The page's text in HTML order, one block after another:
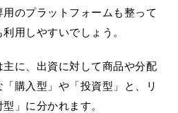
のプラットフォームも整って
用しやすいでしょう。
に、出資に対して商品や分配
購入型」や「投資型」と、リ
」に分かれます。